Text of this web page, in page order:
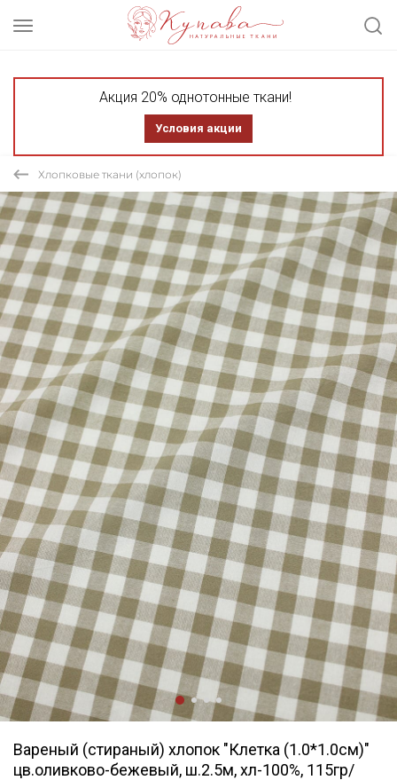
Акция 20% однотонные ткани!
Условия акции
Хлопковые ткани (хлопок)
Вареный (стираный) хлопок "Клетка (1.0*1.0см)"
цв.оливково-бежевый, ш.2.5м, хл-100%, 115гр/